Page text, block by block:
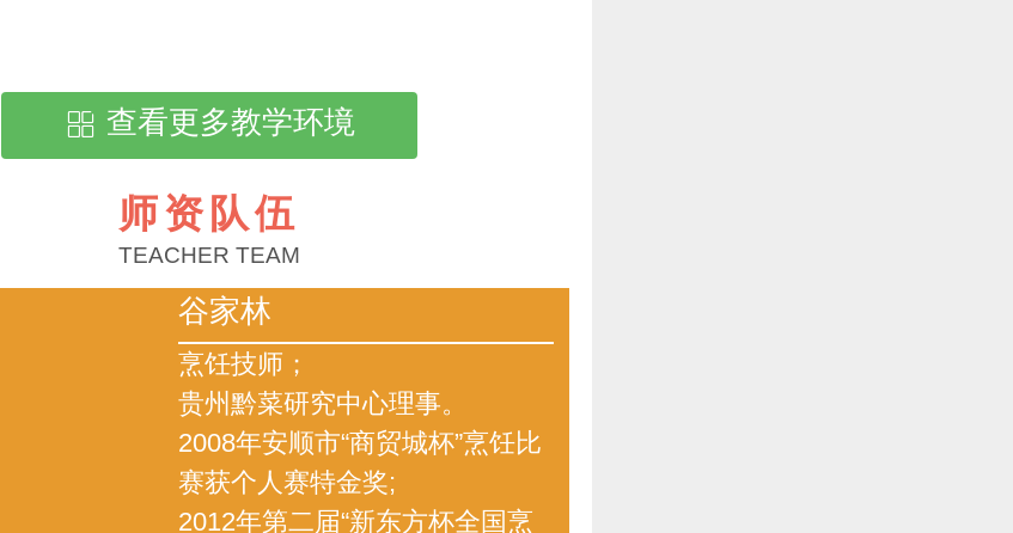
查看更多教学环境
师资队伍
TEACHER TEAM
谷家林
烹饪技师；
贵州黔菜研究中心理事。
2008年安顺市“商贸城杯”烹饪比
赛获个人赛特金奖;
2012年第二届“新东方杯全国烹